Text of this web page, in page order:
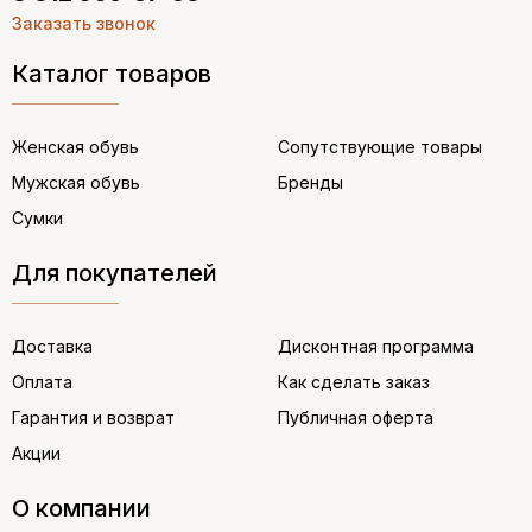
Каталог товаров
Женская обувь
Мужская обувь
Сумки
Сопутствующие товары
Бренды
Для покупателей
Доставка
Оплата
Гарантия и возврат
Акции
Дисконтная программа
Как сделать заказ
Публичная оферта
О компании
Заказать звонок